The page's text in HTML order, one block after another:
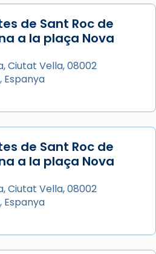
juliol, ha tingut lloc la
en agraïment al
de la visita apostòlica
a Barcelona, i als
Catedral de Barcelona.
el cardenal Joan
de Sant Roc de
a la plaça Nova
Ciutat Vella, 08002
Espanya
de Sant Roc de
a la plaça Nova
Ciutat Vella, 08002
Espanya